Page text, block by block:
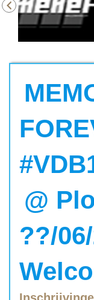
@
??/